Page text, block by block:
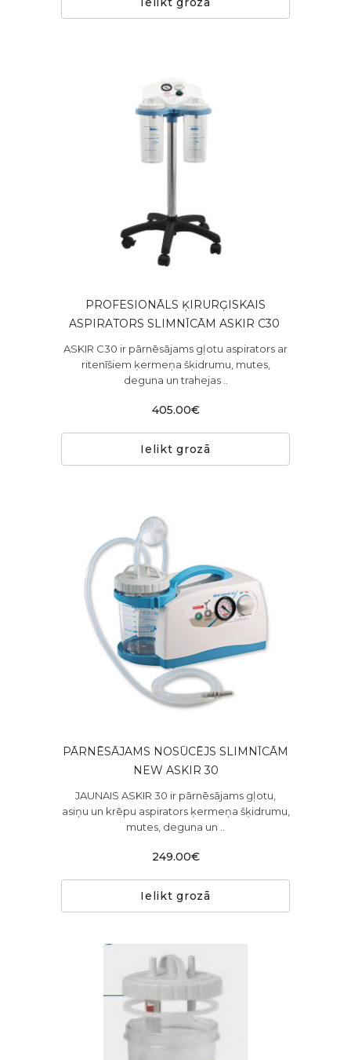
PROFESIONĀLS ĶIRURĢISKAIS
ASPIRATORS SLIMNĪCĀM ASKIR C30 ​
ASKIR C30 ir pārnēsājams gļotu aspirators ar
ritenīšiem ķermeņa šķidrumu, mutes,
deguna un trahejas ..
405.00€
Ielikt grozā
PĀRNĒSĀJAMS NOSŪCĒJS SLIMNĪCĀM
NEW ASKIR 30
JAUNAIS ASKIR 30 ir pārnēsājams gļotu,
asiņu un krēpu aspirators ķermeņa šķidrumu,
mutes, deguna un ..
249.00€
Ielikt grozā